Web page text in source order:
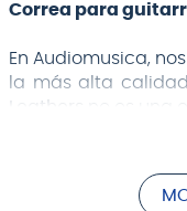
Correa para
En Audiomusica,
la más alta
Leathers
no es una
resistentes, lo
acompañará